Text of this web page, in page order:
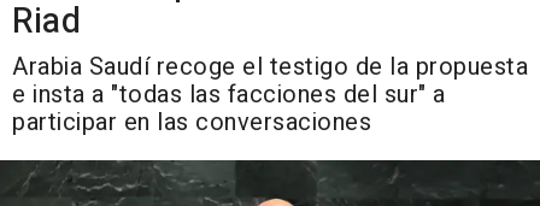
Riad
Arabia Saudí recoge el testigo de la propuesta
e insta a "todas las facciones del sur" a
participar en las conversaciones